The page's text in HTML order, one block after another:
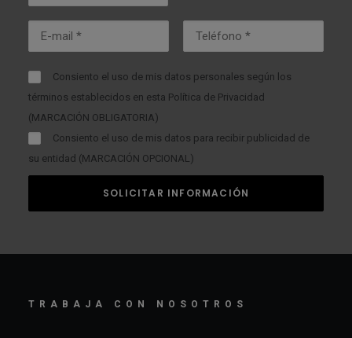
Consiento el uso de mis datos personales según los
términos establecidos en esta Política de Privacidad
(MARCACIÓN OBLIGATORIA)
Consiento el uso de mis datos para recibir publicidad de
su entidad (MARCACIÓN OPCIONAL)
TRABAJA CON NOSOTROS